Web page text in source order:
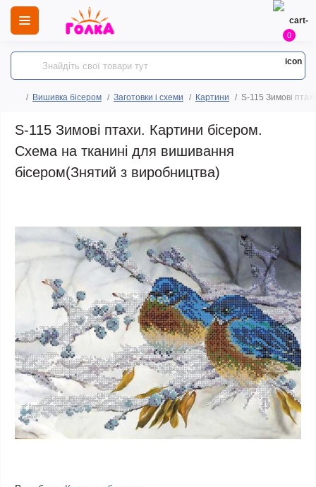
0
Вишивка бісером Заготовки і схеми Картини S-115 Зимові
S-115 Зимові птахи. Картини бісером.
Схема на тканині для вишивання
бісером(Знятий з виробництва)